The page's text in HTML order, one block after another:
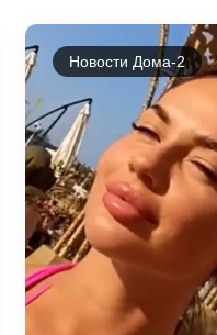
Новости Дома-2